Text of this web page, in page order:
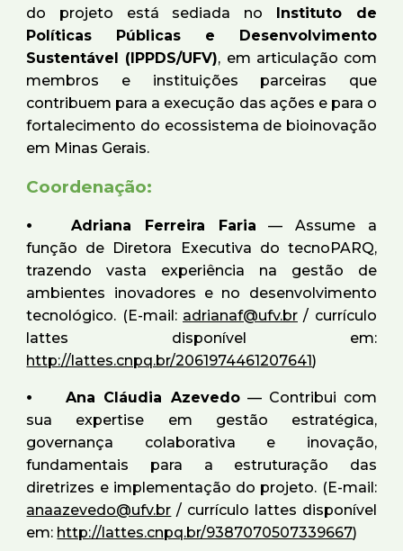
do projeto está sediada no Instituto de
Políticas Públicas e Desenvolvimento
Sustentável (IPPDS/UFV), em articulação com
membros e instituições parceiras que
contribuem para a execução das ações e para o
fortalecimento do ecossistema de bioinovação
em Minas Gerais.
Coordenação:
⦁ Adriana Ferreira Faria — Assume a
função de Diretora Executiva do tecnoPARQ,
trazendo vasta experiência na gestão de
ambientes inovadores e no desenvolvimento
tecnológico. (E-mail: adrianaf@ufv.br / currículo
lattes disponível em:
http://lattes.cnpq.br/2061974461207641)
⦁ Ana Cláudia Azevedo— Contribui com
sua expertise em gestão estratégica,
governança colaborativa e inovação,
fundamentais para a estruturação das
diretrizes e implementação do projeto. (E-mail:
anaazevedo@ufv.br / currículo lattes disponível
em: http://lattes.cnpq.br/9387070507339667)